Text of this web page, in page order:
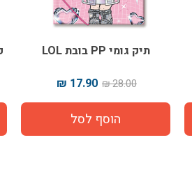
תיק גומי PP בובת LOL
28.00 ₪
17.90 ₪